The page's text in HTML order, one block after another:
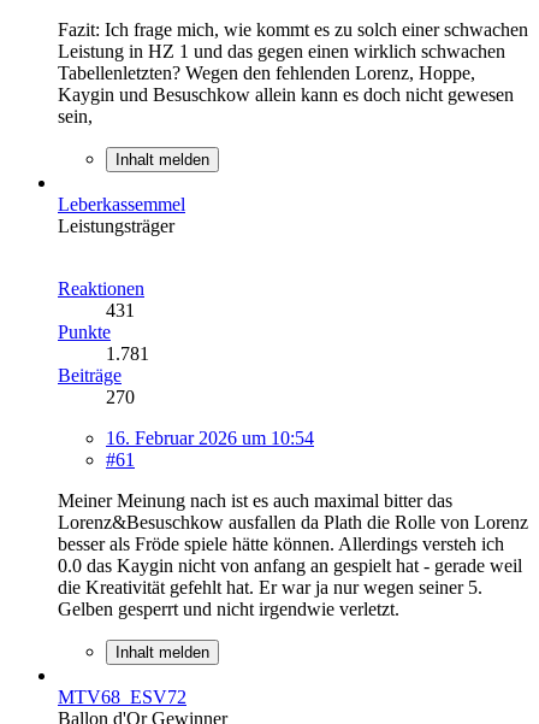
Fazit: Ich frage mich, wie kommt es zu solch einer schwachen
Leistung in HZ 1 und das gegen einen wirklich schwachen
Tabellenletzten? Wegen den fehlenden Lorenz, Hoppe,
Kaygin und Besuschkow allein kann es doch nicht gewesen
sein,
Inhalt melden
Leberkassemmel
Leistungsträger
Reaktionen
431
Punkte
1.781
Beiträge
270
16. Februar 2026 um 10:54
#61
Meiner Meinung nach ist es auch maximal bitter das
Lorenz&Besuschkow ausfallen da Plath die Rolle von Lorenz
besser als Fröde spiele hätte können. Allerdings versteh ich
0.0 das Kaygin nicht von anfang an gespielt hat - gerade weil
die Kreativität gefehlt hat. Er war ja nur wegen seiner 5.
Gelben gesperrt und nicht irgendwie verletzt.
Inhalt melden
MTV68_ESV72
Ballon d'Or Gewinner